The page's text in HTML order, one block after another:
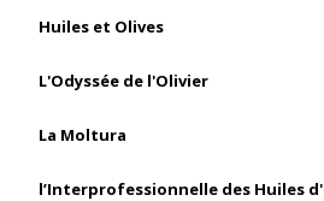
Huiles et Olives
L'Odyssée de l'Olivier
La Moltura
l’Interprofessionnelle des Huiles